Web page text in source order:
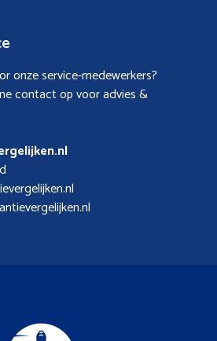
onze service-medewerkers?
contact op voor advies &